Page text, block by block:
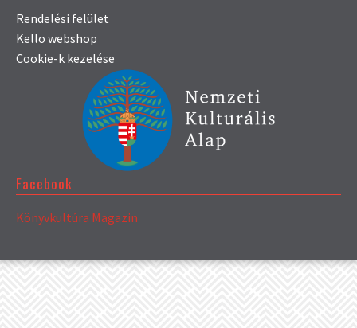
Rendelési felület
Kello webshop
Cookie-k kezelése
Facebook
Könyvkultúra Magazin